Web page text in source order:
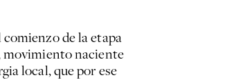
comienzo de la etapa
movimiento naciente
local, que por ese